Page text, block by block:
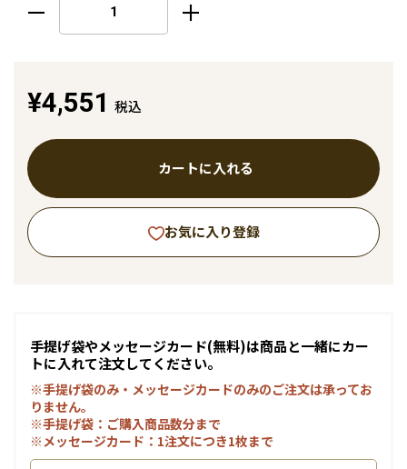
¥4,551 税込
カートに入れる
お気に入り登録
手提げ袋やメッセージカード(無料)は商品と一緒にカー
トに入れて注文してください。
※手提げ袋のみ・メッセージカードのみのご注文は承ってお
りません。
※手提げ袋：ご購入商品数分まで
※メッセージカード：1注文につき1枚まで